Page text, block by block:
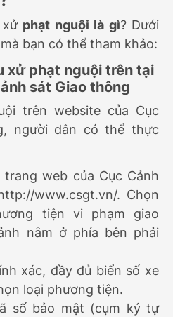
xử phạt nguội là gì? Dưới
bạn có thể tham khảo:
xử phạt nguội trên tại
sát Giao thông
trên website của Cục
người dân có thể thực
trang web của Cục Cảnh
www.csgt.vn/. Chọn
tiện vi phạm giao
nằm ở phía bên phải
xác, đầy đủ biển số xe
loại phương tiện.
số bảo mật (cụm ký tự